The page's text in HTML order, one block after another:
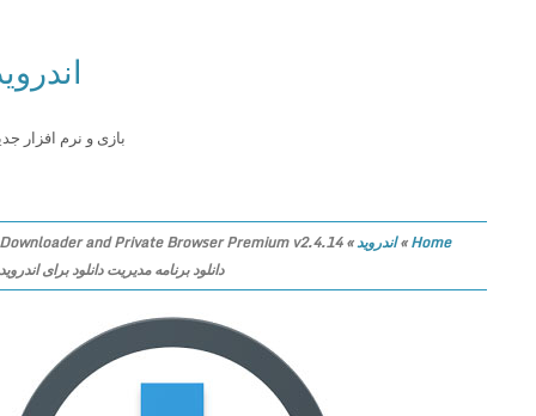
اندروید
بازی و نرم افزار جدید
Home
»اندروید»
Downloader and Private Browser Premium v2.4.14
دانلود برنامه مدیریت دانلود برای اندروید